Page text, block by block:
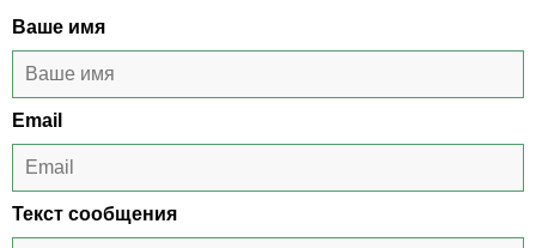
Ваше имя
Email
Текст сообщения